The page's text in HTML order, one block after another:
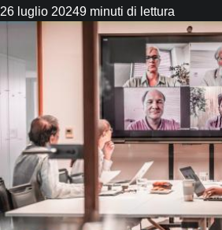
26 luglio 20249 minuti di lettura